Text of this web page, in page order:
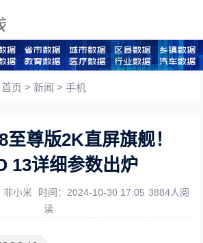
首页 >新闻 >手机
至尊版2K直屏旗舰！
13详细参数出炉
非小米 时间：2024-10-30 17:05 3884人阅
读